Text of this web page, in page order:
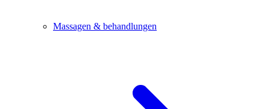
Massagen & behandlungen